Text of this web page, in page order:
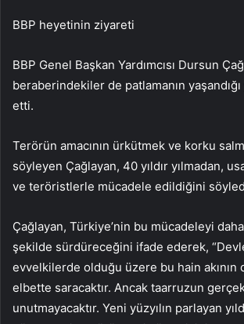
BBP heyetinin ziyareti
BBP Genel Başkan Yardımcısı Dursun
beraberindekiler de patlamanın
etti.
Terörün amacının ürkütmek ve korku
söyleyen Çağlayan, 40 yıldır yılmadan,
ve teröristlerle mücadele edildiğini
Çağlayan, Türkiye’nin bu mücadeleyi
şekilde sürdüreceğini ifade ederek,
evvelkilerde olduğu üzere bu hain akının
elbette saracaktır. Ancak taarruzun
unutmayacaktır. Yeni yüzyılın parlayan